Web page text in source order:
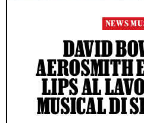
NEWS
DAVID
AEROSMITH
LIPS AL
MUSICAL DI